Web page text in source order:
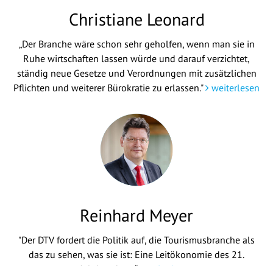
Christiane Leonard
„Der Branche wäre schon sehr geholfen, wenn man sie in
Ruhe wirtschaften lassen würde und darauf verzichtet,
ständig neue Gesetze und Verordnungen mit zusätzlichen
Pflichten und weiterer Bürokratie zu erlassen."
weiterlesen
Reinhard Meyer
"Der DTV fordert die Politik auf, die Tourismusbranche als
das zu sehen, was sie ist: Eine Leitökonomie des 21.